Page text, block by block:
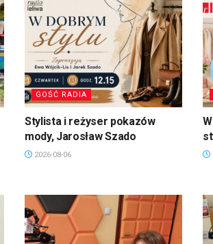
GOŚĆ RADIA
Stylista i reżyser pokazów
mody, Jarosław Szado
2026-08-06